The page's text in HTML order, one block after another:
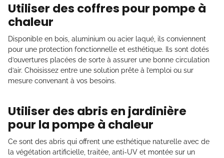
Utiliser des coffres pour pompe à
chaleur
Disponible en bois, aluminium ou acier laqué, ils conviennent
pour une protection fonctionnelle et esthétique. Ils sont dotés
d’ouvertures placées de sorte à assurer une bonne circulation
d’air. Choisissez entre une solution prête à l’emploi ou sur
mesure convenant à vos besoins.
Utiliser des abris en jardinière
pour la pompe à chaleur
Ce sont des abris qui offrent une esthétique naturelle avec de
la végétation artificielle, traitée, anti-UV et montée sur un